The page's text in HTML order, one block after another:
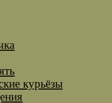
курьёзы